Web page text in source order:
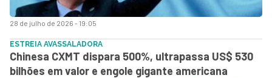
28 de julho de 2026 - 19:05
ESTREIA AVASSALADORA
Chinesa CXMT dispara 500%, ultrapassa US$ 530
bilhões em valor e engole gigante americana